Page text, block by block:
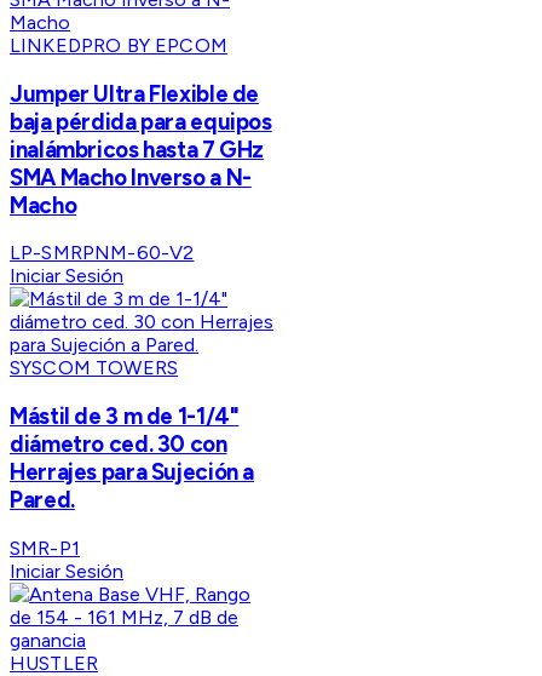
LINKEDPRO BY EPCOM
Jumper Ultra Flexible de
baja pérdida para equipos
inalámbricos hasta 7 GHz
SMA Macho Inverso a N-
Macho
LP-SMRPNM-60-V2
Iniciar Sesión
SYSCOM TOWERS
Mástil de 3 m de 1-1/4"
diámetro ced. 30 con
Herrajes para Sujeción a
Pared.
SMR-P1
Iniciar Sesión
HUSTLER